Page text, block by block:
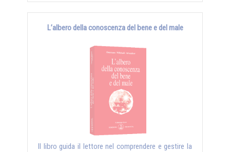
L’albero della conoscenza del bene e del male
Il libro guida il lettore nel comprendere e gestire la